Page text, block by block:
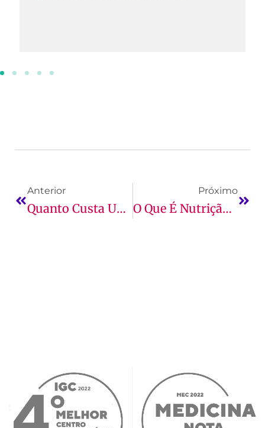
Anterior
Quanto Custa Uma Faculdade De Biomedicina?
Próximo
O Que É Nutrição E O Que Faz?